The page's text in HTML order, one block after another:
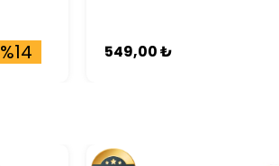
%14 549,00 ₺